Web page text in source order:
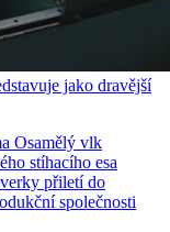
jako dravější
Osamělý vlk
stíhacího esa
přiletí do
společnosti